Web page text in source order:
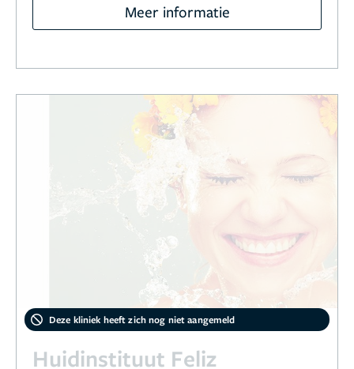
Meer informatie
Deze kliniek heeft zich nog niet aangemeld
Huidinstituut Feliz